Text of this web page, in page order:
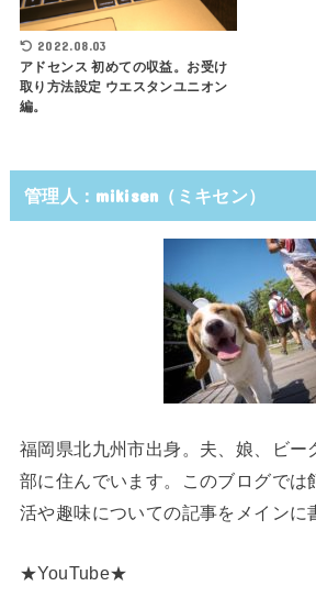
2022.08.03
アドセンス 初めての収益。お受け
取り方法設定 ウエスタンユニオン
編。
管理人：mikisen（ミキセン）
福岡県北九州市出身。夫、娘、ビー
部に住んでいます。このブログでは
活や趣味についての記事をメインに
★YouTube★